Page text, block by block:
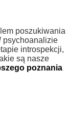
poszukiwania
psychoanalizie
introspekcji,
są nasze
poznania